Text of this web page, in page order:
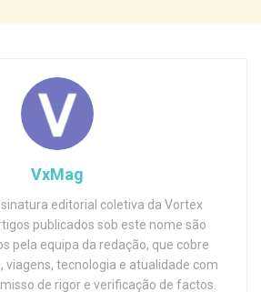
VxMag
editorial coletiva da Vortex
publicados sob este nome são
pela equipa da redação, que cobre
viagens, tecnologia e atualidade com
de rigor e verificação de factos.